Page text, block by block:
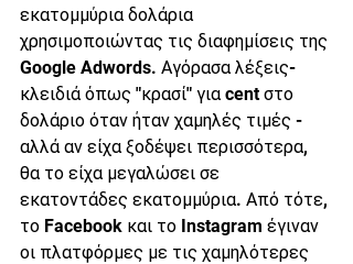
εκατομμύρια δολάρια
χρησιμοποιώντας τις διαφημίσεις της
Google Adwords. Αγόρασα λέξεις-
κλειδιά όπως "κρασί" για cent στο
δολάριο όταν ήταν χαμηλές τιμές -
αλλά αν είχα ξοδέψει περισσότερα,
θα το είχα μεγαλώσει σε
εκατοντάδες εκατομμύρια. Από τότε,
το Facebook και το Instagram έγιναν
οι πλατφόρμες με τις χαμηλότερες